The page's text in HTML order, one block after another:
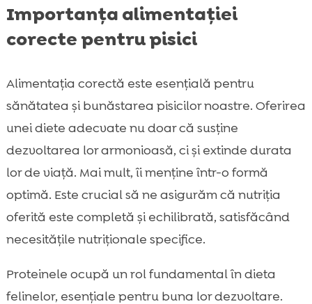
Importanța alimentației
corecte pentru pisici
Alimentația corectă este esențială pentru
sănătatea și bunăstarea pisicilor noastre. Oferirea
unei diete adecvate nu doar că susține
dezvoltarea lor armonioasă, ci și extinde durata
lor de viață. Mai mult, îi menține într-o formă
optimă. Este crucial să ne asigurăm că nutriția
oferită este completă și echilibrată, satisfăcând
necesitățile nutriționale specifice.
Proteinele ocupă un rol fundamental în dieta
felinelor, esențiale pentru buna lor dezvoltare.